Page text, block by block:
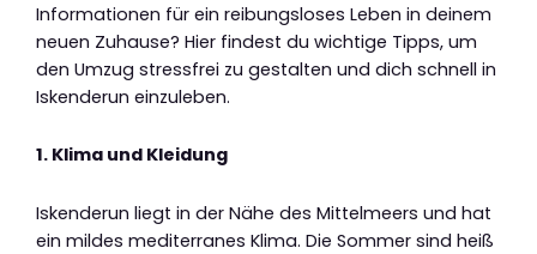
Informationen für ein reibungsloses Leben in deinem
neuen Zuhause? Hier findest du wichtige Tipps, um
den Umzug stressfrei zu gestalten und dich schnell in
Iskenderun einzuleben.
1. Klima und Kleidung
Iskenderun liegt in der Nähe des Mittelmeers und hat
ein mildes mediterranes Klima. Die Sommer sind heiß